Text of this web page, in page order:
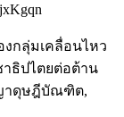
งกลุ่มเคลื่อนไหว
ธิปไตยต่อต้าน
าดุษฎีบัณฑิต,